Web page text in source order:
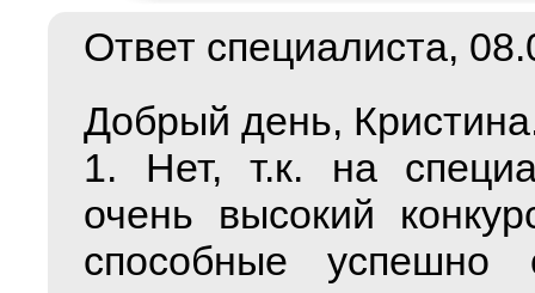
Ответ специалиста,
Добрый день,
1. Нет, т.к. на
очень высокий
способные успешно